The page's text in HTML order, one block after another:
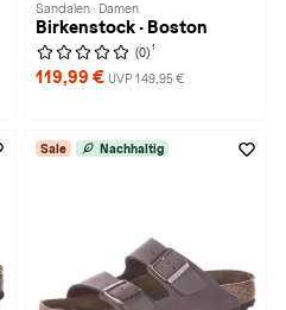
Sandalen · Damen
Birkenstock · Boston
(0) 1
119,99 € UVP 149,95 €
Sale Nachhaltig